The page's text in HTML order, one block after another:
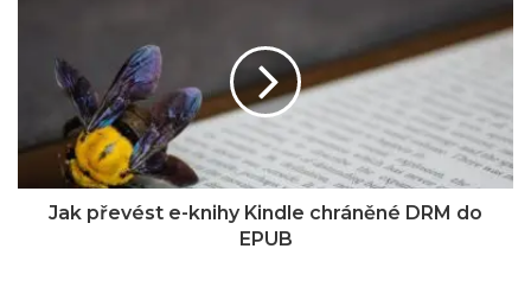
Jak převést e-knihy Kindle chráněné DRM do
EPUB